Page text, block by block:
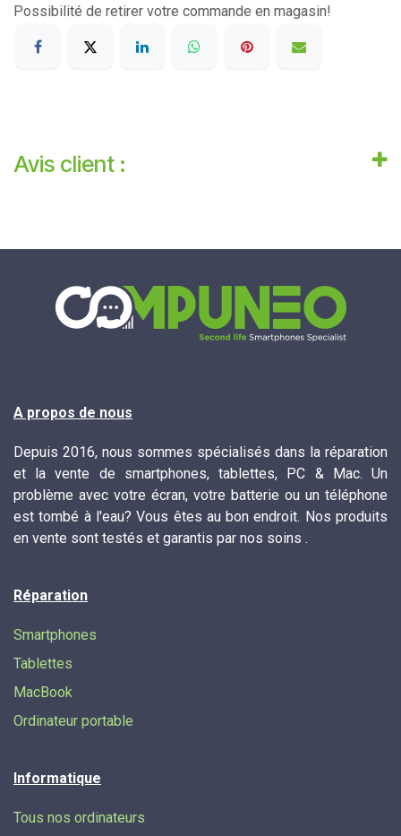
Possibilité de retirer votre commande en magasin!
Avis client :
A propos de nous
Depuis 2016, nous sommes spécialisés dans la réparation
et la vente de smartphones, tablettes, PC & Mac. Un
problème avec votre écran, votre batterie ou un téléphone
est tombé à l'eau? Vous êtes au bon endroit. Nos produits
en vente sont testés et garantis par nos soins .
Réparation
Smartphones
Tablettes
MacBook
Ordinateur portable
Informatique
Tous nos ordinateurs